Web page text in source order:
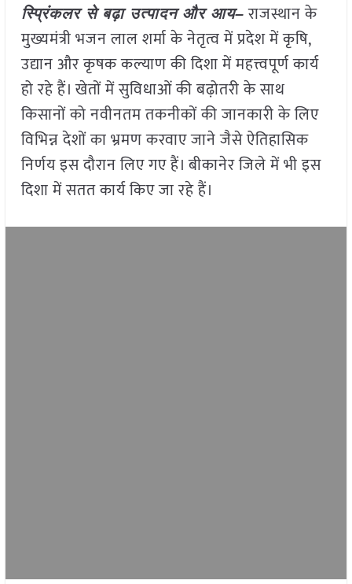
स्प्रिंकलर से बढ़ा उत्पादन और आय– राजस्थान के
मुख्यमंत्री भजन लाल शर्मा के नेतृत्व में प्रदेश में कृषि,
उद्यान और कृषक कल्याण की दिशा में महत्त्वपूर्ण कार्य
हो रहे हैं। खेतों में सुविधाओं की बढ़ोतरी के साथ
किसानों को नवीनतम तकनीकों की जानकारी के लिए
विभिन्न देशों का भ्रमण करवाए जाने जैसे ऐतिहासिक
निर्णय इस दौरान लिए गए हैं। बीकानेर जिले में भी इस
दिशा में सतत कार्य किए जा रहे हैं।